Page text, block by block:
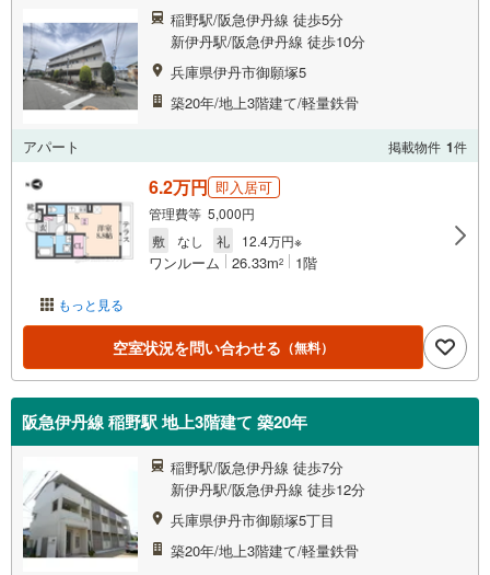
稲野駅/阪急伊丹線 徒歩5分
新伊丹駅/阪急伊丹線 徒歩10分
兵庫県伊丹市御願塚5
築20年/地上3階建て/軽量鉄骨
アパート 掲載物件 1件
もっと見る
6.2万円 即入居可
管理費等 5,000円
敷
なし 礼 12.4万円※
ワンルーム 26.33m2 1階
空室状況を問い合わせる （無料）
阪急伊丹線 稲野駅 地上3階建て 築20年
稲野駅/阪急伊丹線 徒歩7分
新伊丹駅/阪急伊丹線 徒歩12分
兵庫県伊丹市御願塚5丁目
築20年/地上3階建て/軽量鉄骨